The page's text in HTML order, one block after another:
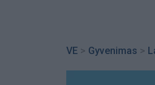
VE > Gyvenimas >